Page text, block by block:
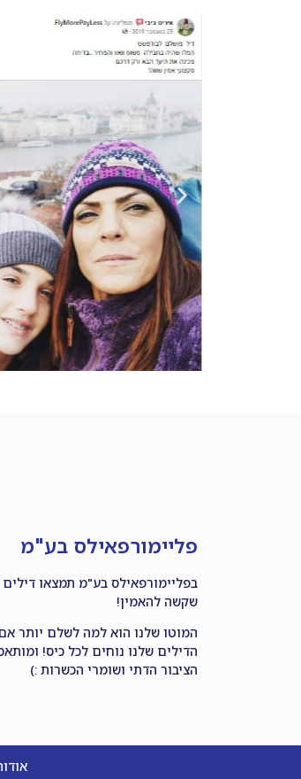
פליימורפאילס בע"מ
בפליימורפאילס בע"מ תמצאו
שקשה להאמין!
המוטו שלנו הוא למה לשלם יותר
הדילים שלנו נוחים לכל כיס!
הציבור הדתי ושומרי הכשרות :)